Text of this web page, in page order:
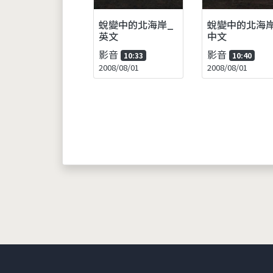
蛻變中的北海岸_
英文
影音 10:33
2008/08/01
蛻變中的北海
中文
影音 10:40
2008/08/01